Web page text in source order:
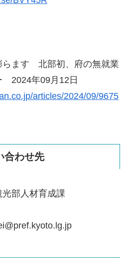
らます 北部初、府の無就業
2024年09月12日
articles/2024/09/9675
合わせ先
部人材育成課